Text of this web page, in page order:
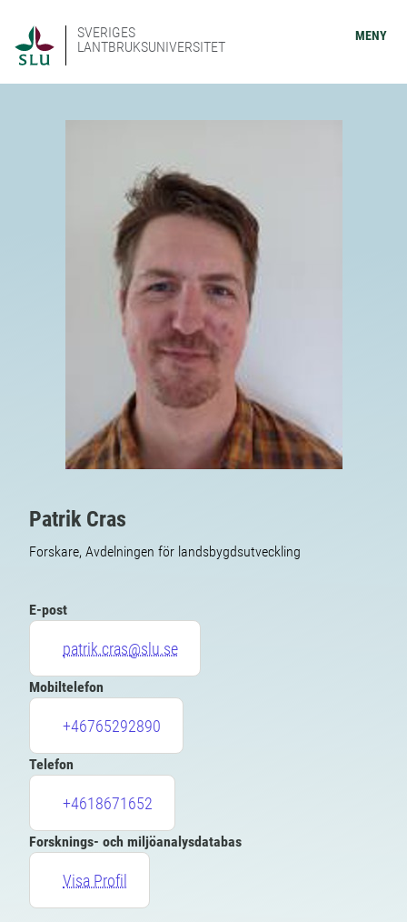
SVERIGES
LANTBRUKSUNIVERSITET
MENY
Patrik Cras
Forskare, Avdelningen för landsbygdsutveckling
E-post
patrik.cras@slu.se
Mobiltelefon
+46765292890
Telefon
+4618671652
Forsknings- och miljöanalysdatabas
Visa Profil